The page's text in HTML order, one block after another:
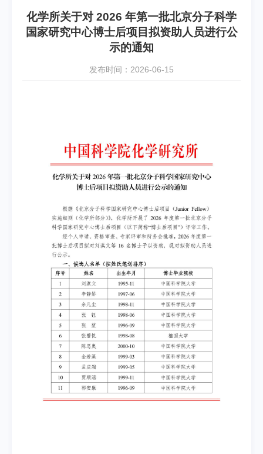
化学所关于对 2026 年第一批北京分子科学
国家研究中心博士后项目拟资助人员进行公
示的通知
发布时间：2026-06-15